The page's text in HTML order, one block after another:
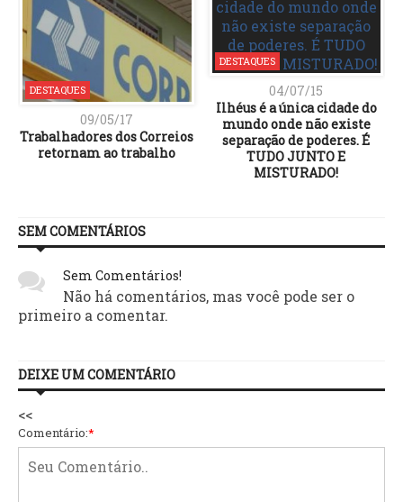
DESTAQUES
09/05/17
Trabalhadores dos Correios
retornam ao trabalho
DESTAQUES
04/07/15
Ilhéus é a única cidade do
mundo onde não existe
separação de poderes. É
TUDO JUNTO E
MISTURADO!
SEM COMENTÁRIOS
Sem Comentários!
Não há comentários, mas você pode ser o
primeiro a comentar.
DEIXE UM COMENTÁRIO
<<
Comentário:*